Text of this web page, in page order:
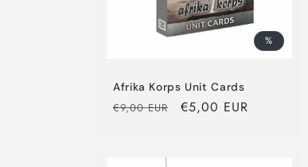
%
Afrika Korps Unit Cards
Normaler
€9,00 EUR Verkaufspreis
€5,00 EUR